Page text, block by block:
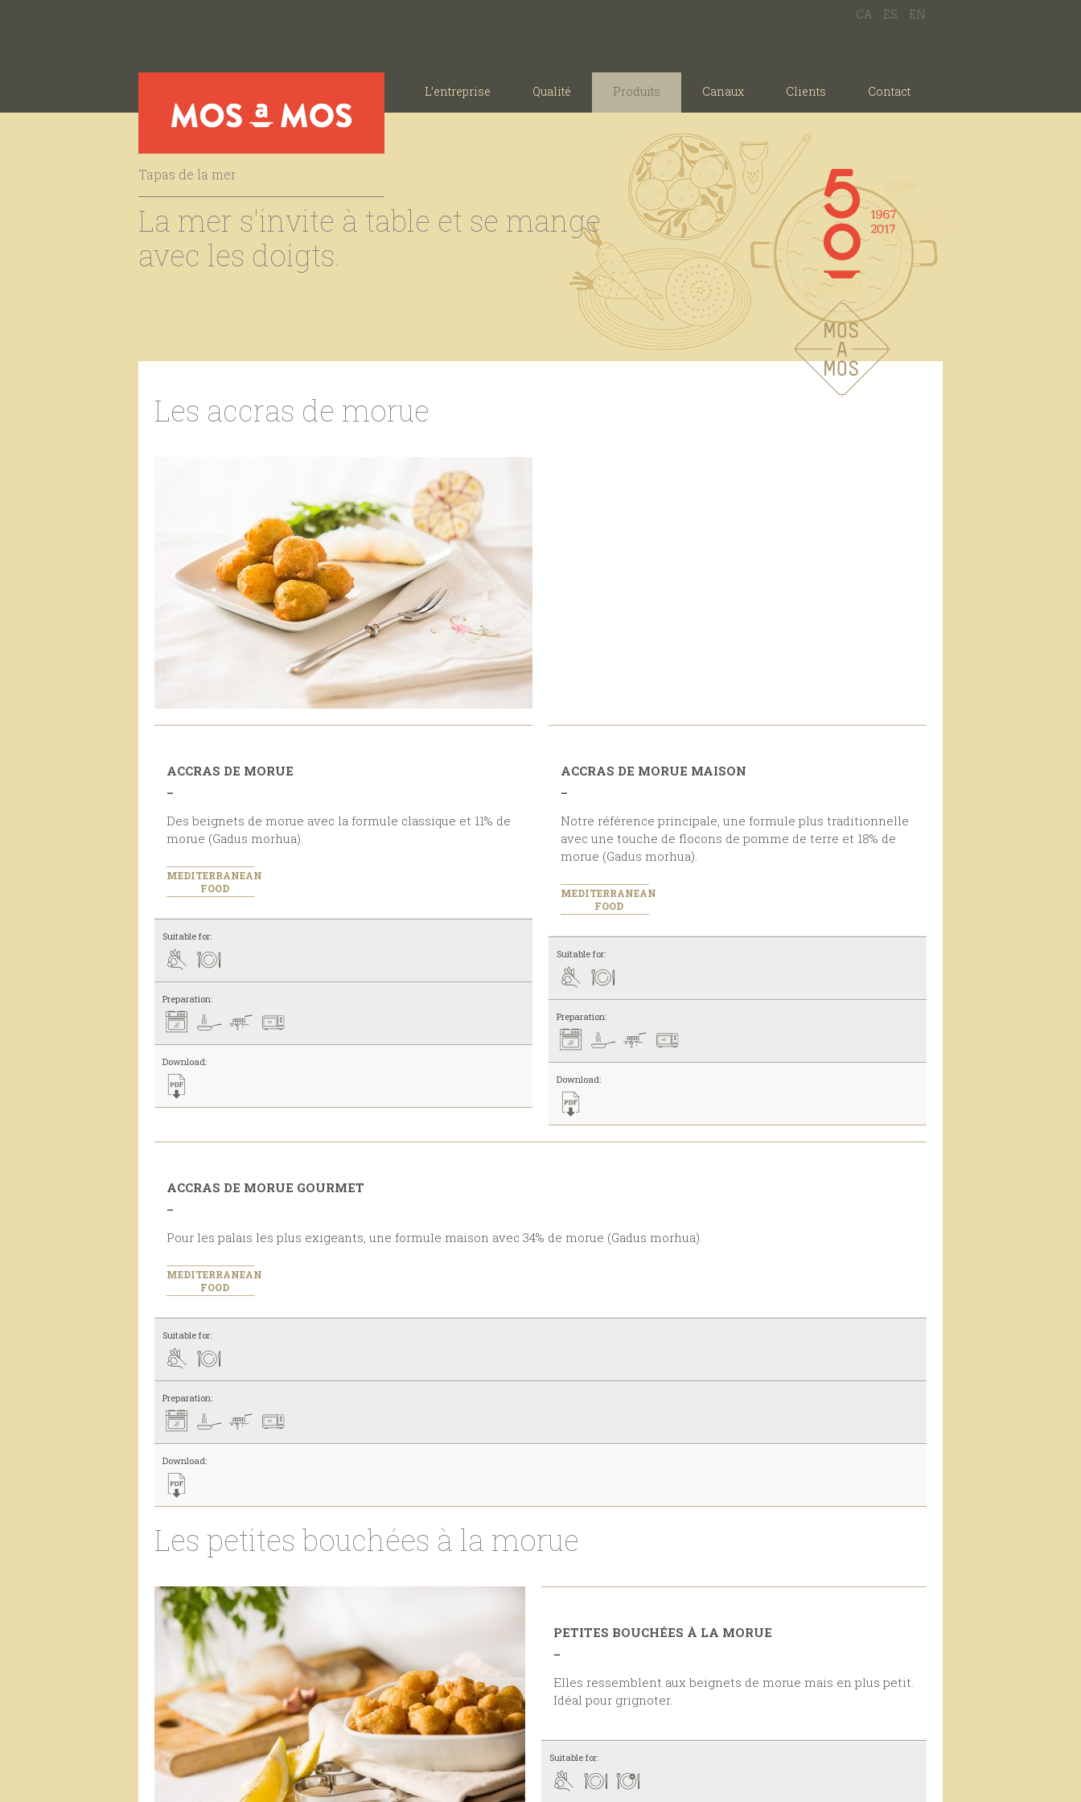
CA ES EN
L’entreprise Qualité Produits Canaux Clients Contact
Tapas de la mer
La mer s'invite à table et se mange
avec les doigts.
Les accras de morue
ACCRAS DE MORUE
_
Des beignets de morue avec la formule classique et 11% de
morue (Gadus morhua).
MEDITERRANEAN
FOOD
Suitable for:
Preparation:
Download:
ACCRAS DE MORUE MAISON
_
Notre référence principale, une formule plus traditionnelle
avec une touche de flocons de pomme de terre et 18% de
morue (Gadus morhua).
MEDITERRANEAN
FOOD
Suitable for:
Preparation:
Download:
ACCRAS DE MORUE GOURMET
_
Pour les palais les plus exigeants, une formule maison avec 34% de morue (Gadus morhua).
MEDITERRANEAN
FOOD
Suitable for:
Preparation:
Download:
Les petites bouchées à la morue
PETITES BOUCHÉES À LA MORUE
_
Elles ressemblent aux beignets de morue mais en plus petit.
Idéal pour grignoter.
Suitable for: